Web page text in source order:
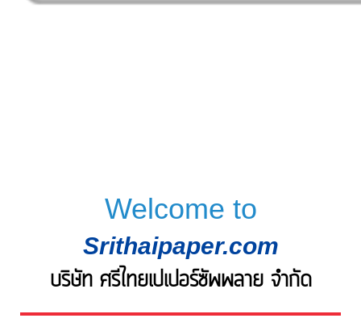
Welcome to
Srithaipaper.com
บริษัท ศรีไทยเปเปอร์ซัพพลาย จำกัด